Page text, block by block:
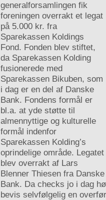
generalforsamlingen fik
foreningen overrakt et legat
på 5.000 kr. fra
Sparekassen Koldings
Fond. Fonden blev stiftet,
da Sparekassen Kolding
fusionerede med
Sparekassen Bikuben, som
i dag er en del af Danske
Bank. Fondens formål er
bl.a. at yde støtte til
almennyttige og kulturelle
formål indenfor
Sparekassen Kolding’s
oprindelige område. Legatet
blev overrakt af Lars
Blenner Thiesen fra Danske
Bank. Da checks jo i dag
bevis selvfølgelig en